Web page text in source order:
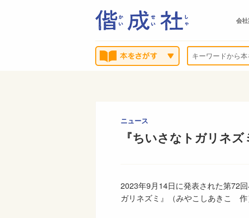
会
ニュース
『ちいさなトガリネ
2023年9月14日に発表された第72
ガリネズミ』（みやこしあきこ 作